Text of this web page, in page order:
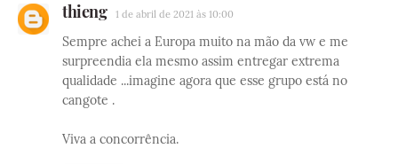
thieng 1 de abril de 2021 às 10:00
Sempre achei a Europa muito na mão da vw e me
surpreendia ela mesmo assim entregar extrema
qualidade ...imagine agora que esse grupo está no
cangote .
Viva a concorrência.